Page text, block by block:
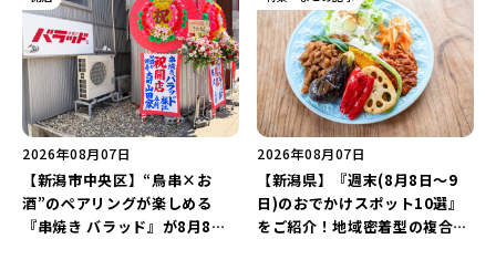
継続！
2026年08月07日
【新潟市中央区】“鳥串×お
酒”のペアリングが楽しめる
『串焼き バラッド』が8月8日
2026年08月07日
【新潟県】『週末(8月8日～9
日)のおでかけスポット10選』
をご紹介！地域密着型の複合施